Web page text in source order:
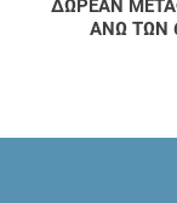
ΔΩΡΕΑΝ
ΑΝΩ ΤΩΝ